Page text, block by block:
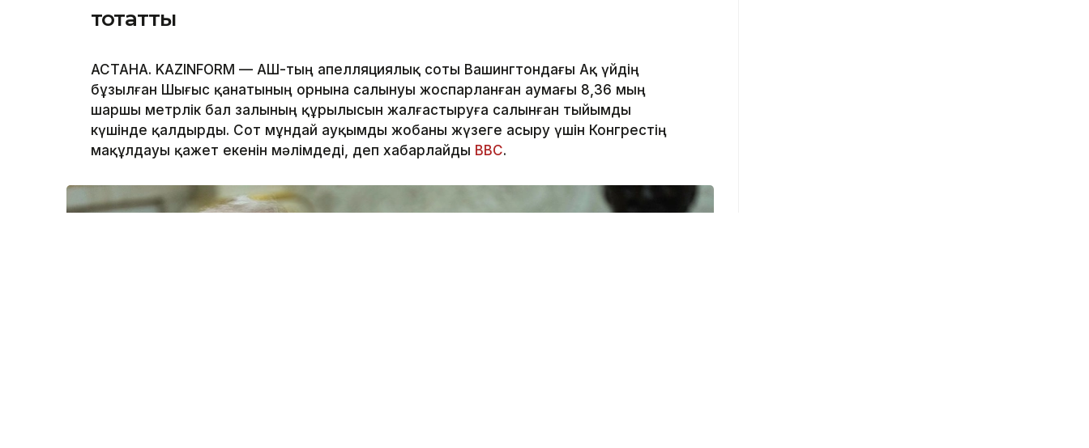
тоқтатты
АСТАНА. KAZINFORM — АҚШ-тың апелляциялық соты Вашингтондағы Ақ үйдің
бұзылған Шығыс қанатының орнына салынуы жоспарланған аумағы 8,36 мың
шаршы метрлік бал залының құрылысын жалғастыруға салынған тыйымды
күшінде қалдырды. Сот мұндай ауқымды жобаны жүзеге асыру үшін Конгрестің
мақұлдауы қажет екенін мәлімдеді, деп хабарлайды BBC.